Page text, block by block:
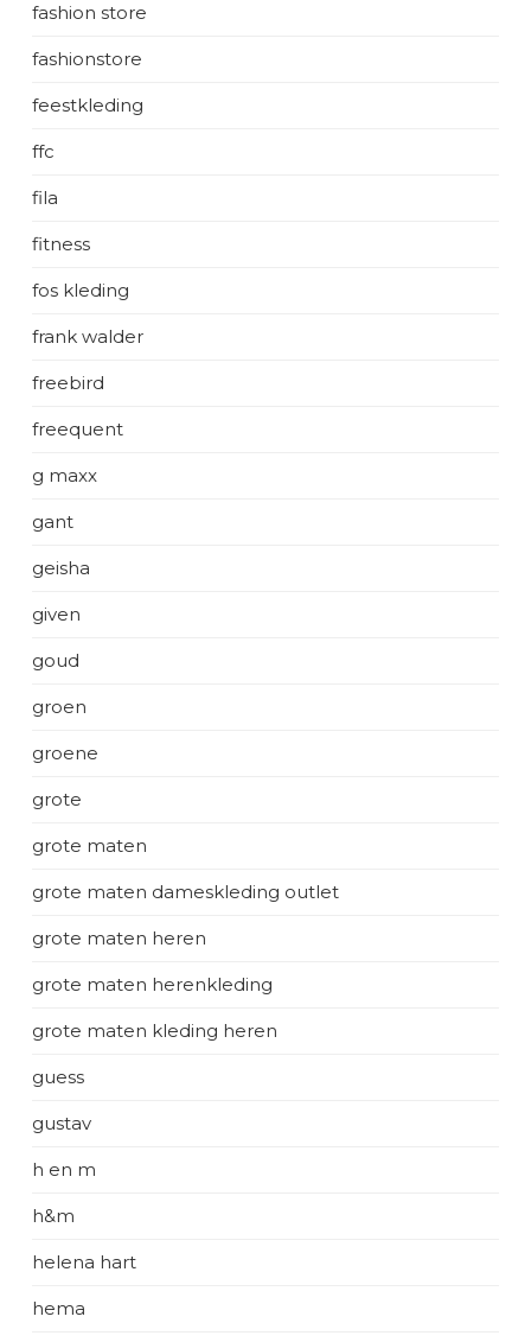
fashion store
fashionstore
feestkleding
ffc
fila
fitness
fos kleding
frank walder
freebird
freequent
g maxx
gant
geisha
given
goud
groen
groene
grote
grote maten
grote maten dameskleding outlet
grote maten heren
grote maten herenkleding
grote maten kleding heren
guess
gustav
h en m
h&m
helena hart
hema